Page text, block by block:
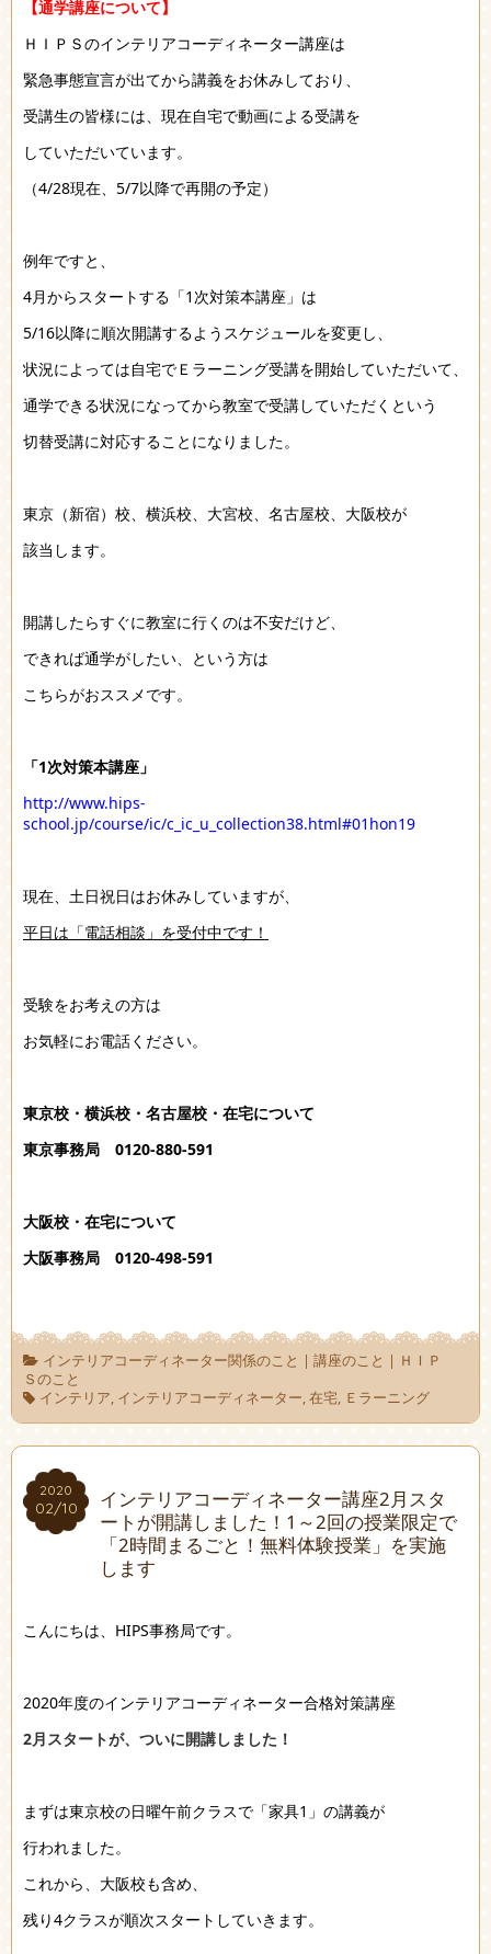
【通学講座について】
ＨＩＰＳのインテリアコーディネーター講座は
緊急事態宣言が出てから講義をお休みしており、
受講生の皆様には、現在自宅で動画による受講を
していただいています。
（4/28現在、5/7以降で再開の予定）
例年ですと、
4月からスタートする「1次対策本講座」は
5/16以降に順次開講するようスケジュールを変更し、
状況によっては自宅でＥラーニング受講を開始していただいて、
通学できる状況になってから教室で受講していただくという
切替受講に対応することになりました。
東京（新宿）校、横浜校、大宮校、名古屋校、大阪校が
該当します。
開講したらすぐに教室に行くのは不安だけど、
できれば通学がしたい、という方は
こちらがおススメです。
「1次対策本講座」
http://www.hips-
school.jp/course/ic/c_ic_u_collection38.html#01hon19
現在、土日祝日はお休みしていますが、
平日は「電話相談」を受付中です！
受験をお考えの方は
お気軽にお電話ください。
東京校・横浜校・名古屋校・在宅について
東京事務局 0120-880-591
大阪校・在宅について
大阪事務局 0120-498-591
インテリアコーディネーター関係のこと | 講座のこと | ＨＩＰ
Ｓのこと
インテリア, インテリアコーディネーター,在宅, Ｅラーニング
2020
02/10
2020
02/10
インテリアコーディネーター講座2月スタ
ートが開講しました！1～2回の授業限定で
「2時間まるごと！無料体験授業」を実施
します
こんにちは、HIPS事務局です。
2020年度のインテリアコーディネーター合格対策講座
2月スタートが、ついに開講しました！
まずは東京校の日曜午前クラスで「家具1」の講義が
行われました。
これから、大阪校も含め、
残り4クラスが順次スタートしていきます。